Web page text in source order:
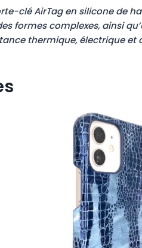
clé AirTag en silicone de
formes complexes, ainsi
thermique, électrique et